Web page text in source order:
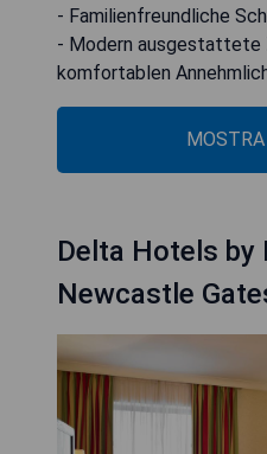
- Familienfreundliche
- Modern ausgestattete
komfortablen
Delta Hotels by
Newcastle